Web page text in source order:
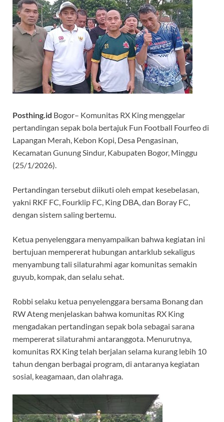
Posthing.id Bogor– Komunitas RX King menggelar
pertandingan sepak bola bertajuk Fun Football Fourfeo di
Lapangan Merah, Kebon Kopi, Desa Pengasinan,
Kecamatan Gunung Sindur, Kabupaten Bogor, Minggu
(25/1/2026).
Pertandingan tersebut diikuti oleh empat kesebelasan,
yakni RKF FC, Fourklip FC, King DBA, dan Boray FC,
dengan sistem saling bertemu.
Ketua penyelenggara menyampaikan bahwa kegiatan ini
bertujuan mempererat hubungan antarklub sekaligus
menyambung tali silaturahmi agar komunitas semakin
guyub, kompak, dan selalu sehat.
Robbi selaku ketua penyelenggara bersama Bonang dan
RW Ateng menjelaskan bahwa komunitas RX King
mengadakan pertandingan sepak bola sebagai sarana
mempererat silaturahmi antaranggota. Menurutnya,
komunitas RX King telah berjalan selama kurang lebih 10
tahun dengan berbagai program, di antaranya kegiatan
sosial, keagamaan, dan olahraga.